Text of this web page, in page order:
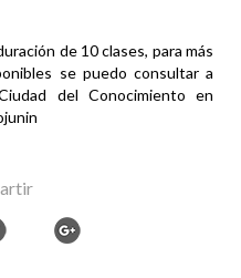
de 10 clases, para más
se puedo consultar a
del Conocimiento en